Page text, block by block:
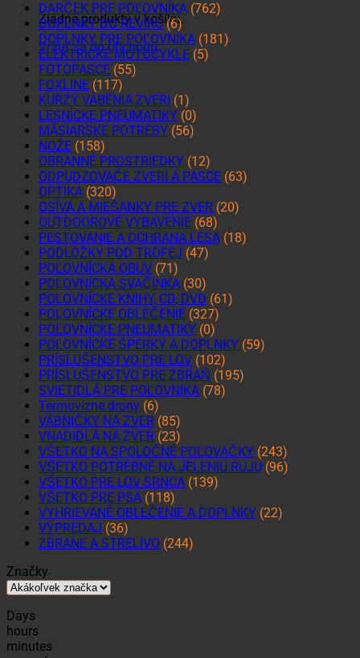
Žiadne produkty v košíku.
Vrátiť sa do obchodu
DARČEK PRE POĽOVNÍKA (762)
DOPLNKY DO REVÍRU (6)
DOPLNKY PRE POĽOVNÍKA (181)
ELEKTRICKÉ MOTOCYKLE (5)
FOTOPASCE (55)
FOXLINE (117)
KURZY VÁBENIA ZVERI (1)
LESNÍCKE PNEUMATIKY (0)
MÄSIARSKE POTREBY (56)
NOŽE (158)
OBRANNÉ PROSTRIEDKY (12)
ODPUDZOVAČE ZVERI A PASCE (63)
OPTIKA (320)
OSIVÁ A MIEŠANKY PRE ZVER (20)
OUTDOOROVÉ VYBAVENIE (68)
PESTOVANIE A OCHRANA LESA (18)
PODLOŽKY POD TROFEJ (47)
POĽOVNÍCKA OBUV (71)
POĽOVNÍCKA SVAČINKA (30)
POĽOVNÍCKE KNIHY, CD, DVD (61)
POĽOVNÍCKE OBLEČENIE (327)
POĽOVNÍCKE PNEUMATIKY (0)
POĽOVNÍCKE ŠPERKY A DOPLNKY (59)
PRÍSLUŠENSTVO PRE LOV (102)
PRÍSLUŠENSTVO PRE ZBRAŇ (195)
SVIETIDLÁ PRE POĽOVNÍKA (78)
Termovízne drony (6)
VÁBNIČKY NA ZVER (85)
VNADIDLÁ NA ZVER (23)
VŠETKO NA SPOLOČNÉ POĽOVAČKY (243)
VŠETKO POTREBNÉ NA JELENIU RUJU (96)
VŠETKO PRE LOV SRNCA (139)
VŠETKO PRE PSA (118)
VYHRIEVANÉ OBLEČENIE A DOPLNKY (22)
VÝPREDAJ (36)
ZBRANE A STRELIVO (244)
Značky
Days
hours
minutes